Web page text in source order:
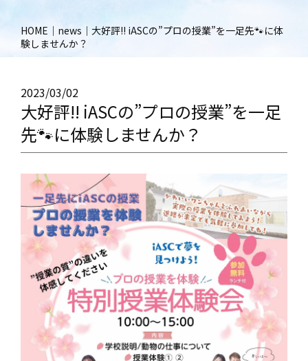
HOME ｜ news ｜ 大好評!! iASCの”プロの授業”を一足先🐾に体
験しませんか？
2023/03/02
大好評!! iASCの”プロの授業”を一足
先🐾に体験しませんか？